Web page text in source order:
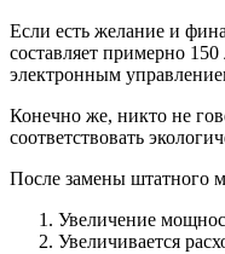
Если есть желание и
составляет примерно
электронным
Конечно же, никто не
соответствовать
После замены штатного
Увеличение
Увеличивается